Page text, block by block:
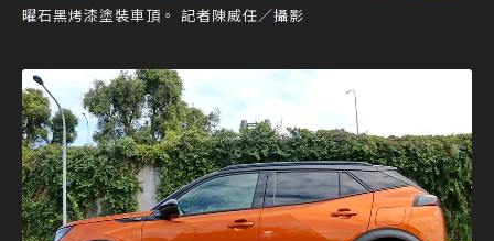
曜石黑烤漆塗裝車頂。 記者陳威任／攝影